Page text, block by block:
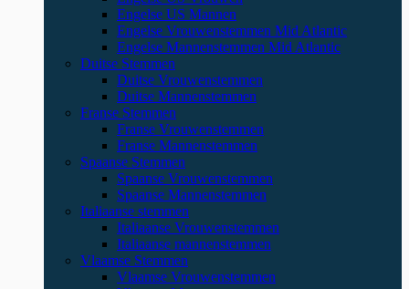
Engelse US Mannen
Engelse Vrouwenstemmen Mid Atlantic
Engelse Mannenstemmen Mid Atlantic
Duitse Stemmen
Duitse Vrouwenstemmen
Duitse Mannenstemmen
Franse Stemmen
Franse Vrouwenstemmen
Franse Mannenstemmen
Spaanse Stemmen
Spaanse Vrouwenstemmen
Spaanse Mannenstemmen
Italiaanse stemmen
Italiaanse Vrouwenstemmen
Italiaanse mannenstemmen
Vlaamse Stemmen
Vlaamse Vrouwenstemmen